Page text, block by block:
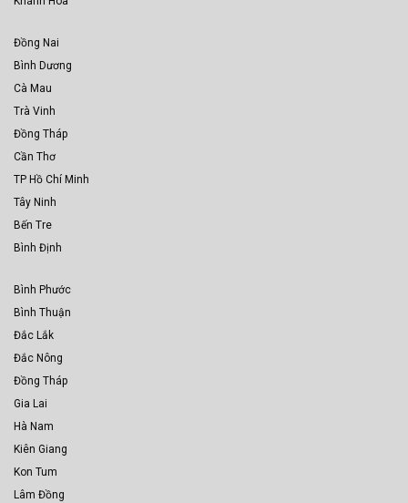
Đồng Nai
Bình Dương
Cà Mau
Trà Vinh
Đồng Tháp
Cần Thơ
TP Hồ Chí Minh
Tây Ninh
Bến Tre
Bình Định
Bình Phước
Bình Thuận
Đắc Lắk
Đắc Nông
Đồng Tháp
Gia Lai
Hà Nam
Kiên Giang
Kon Tum
Lâm Đồng